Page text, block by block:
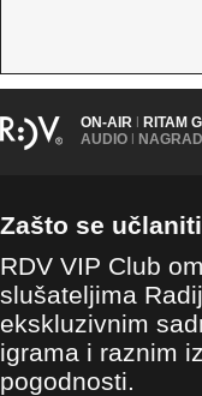
ON-AIR | RITAM
AUDIO |
Zašto se
RDV VIP Club
slušateljima
ekskluzivnim
igrama i raznim
pogodnosti.